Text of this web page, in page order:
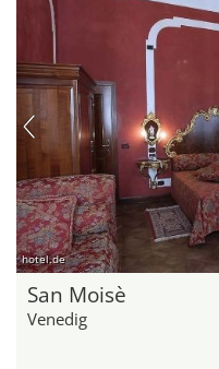
hotel.de
San Moisè
Venedig